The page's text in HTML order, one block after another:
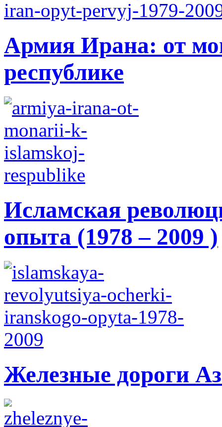
Армия Ирана: от
республике
Исламская
опыта (1978 – 2009 )
Железные дороги